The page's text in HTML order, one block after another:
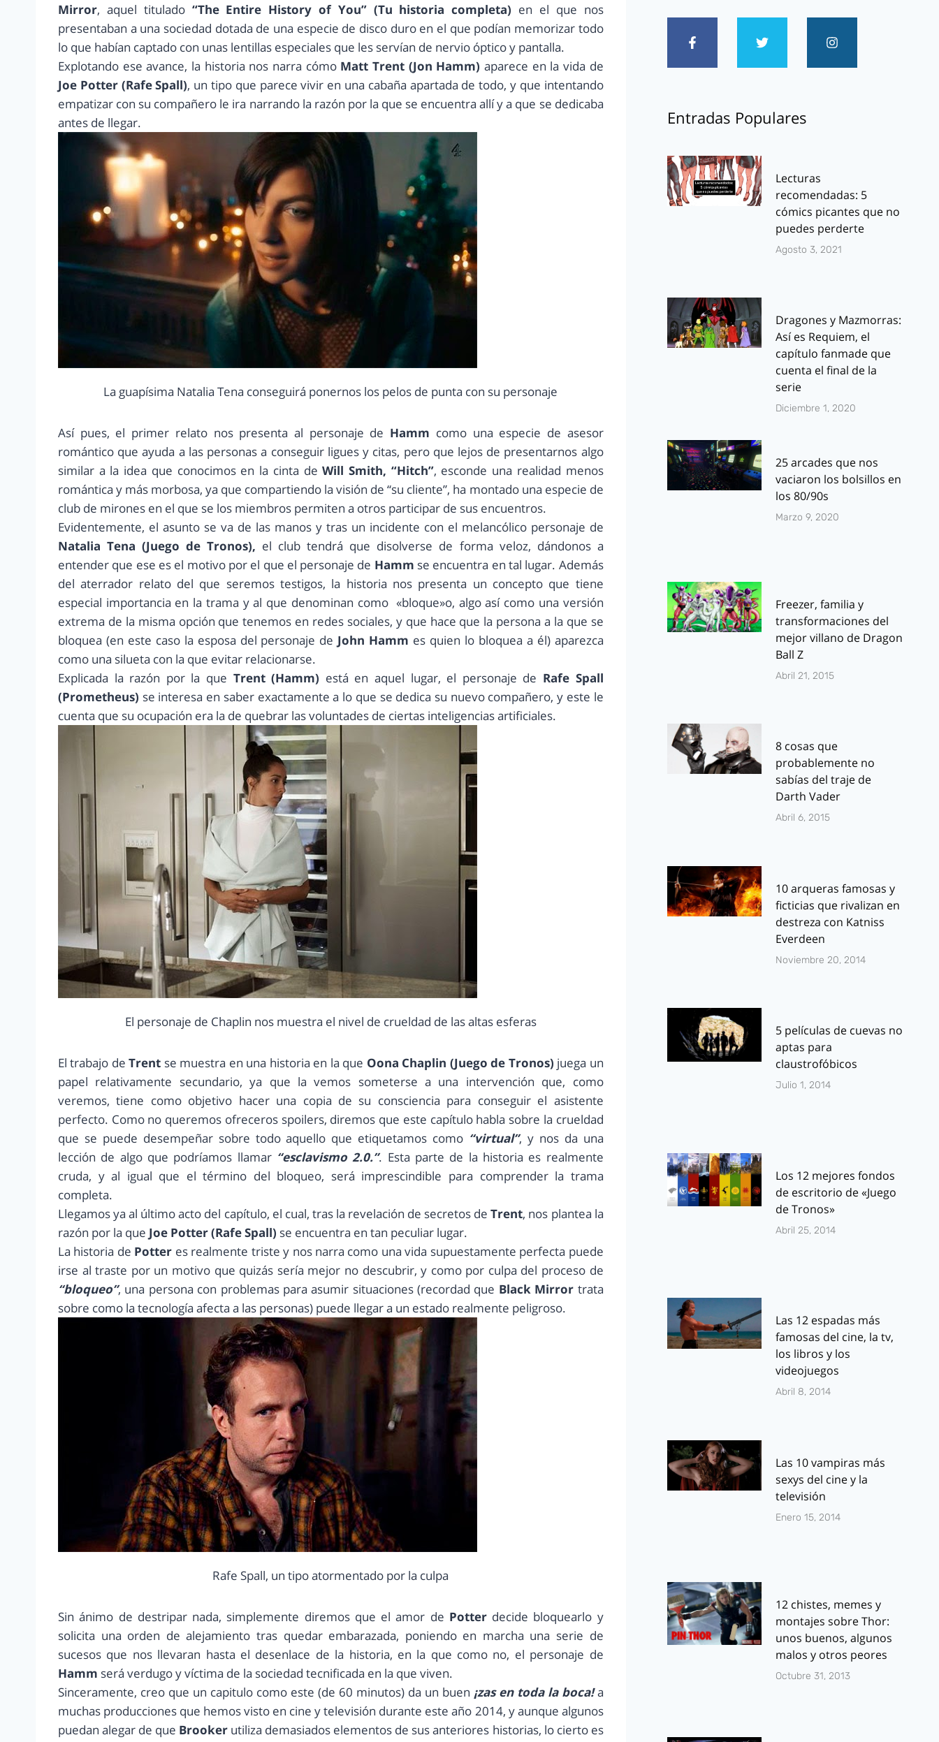
Mirror, aquel titulado “The Entire History of You” (Tu historia completa) en el que nos
presentaban a una sociedad dotada de una especie de disco duro en el que podían memorizar todo
lo que habían captado con unas lentillas especiales que les servían de nervio óptico y pantalla.
Explotando ese avance, la historia nos narra cómo Matt Trent (Jon Hamm) aparece en la vida de
Joe Potter (Rafe Spall), un tipo que parece vivir en una cabaña apartada de todo, y que intentando
empatizar con su compañero le ira narrando la razón por la que se encuentra allí y a que se dedicaba
antes de llegar.
La guapísima Natalia Tena conseguirá ponernos los pelos de punta con su personaje
Así pues, el primer relato nos presenta al personaje de Hamm como una especie de asesor
romántico que ayuda a las personas a conseguir ligues y citas, pero que lejos de presentarnos algo
similar a la idea que conocimos en la cinta deWill Smith, “Hitch”, esconde una realidad menos
romántica y más morbosa, ya que compartiendo la visión de “su cliente”, ha montado una especie de
club de mirones en el que se los miembros permiten a otros participar de sus encuentros.
Evidentemente, el asunto se va de las manos y tras un incidente con el melancólico personaje de
Natalia Tena (Juego de Tronos), el club tendrá que disolverse de forma veloz, dándonos a
entender que ese es el motivo por el que el personaje de Hamm se encuentra en tal lugar. Además
del aterrador relato del que seremos testigos, la historia nos presenta un concepto que tiene
especial importancia en la trama y al que denominan como «bloque»o, algo así como una versión
extrema de la misma opción que tenemos en redes sociales, y que hace que la persona a la que se
bloquea (en este caso la esposa del personaje de John Hamm es quien lo bloquea a él) aparezca
como una silueta con la que evitar relacionarse.
Explicada la razón por la que Trent (Hamm) está en aquel lugar, el personaje de Rafe Spall
(Prometheus) se interesa en saber exactamente a lo que se dedica su nuevo compañero, y este le
cuenta que su ocupación era la de quebrar las voluntades de ciertas inteligencias artificiales.
El personaje de Chaplin nos muestra el nivel de crueldad de las altas esferas
El trabajo deTrent se muestra en una historia en la que Oona Chaplin (Juego de Tronos) juega un
papel relativamente secundario, ya que la vemos someterse a una intervención que, como
veremos, tiene como objetivo hacer una copia de su consciencia para conseguir el asistente
perfecto. Como no queremos ofreceros spoilers, diremos que este capítulo habla sobre la crueldad
que se puede desempeñar sobre todo aquello que etiquetamos como “virtual”, y nos da una
lección de algo que podríamos llamar “esclavismo 2.0.”. Esta parte de la historia es realmente
cruda, y al igual que el término del bloqueo, será imprescindible para comprender la trama
completa.
Llegamos ya al último acto del capítulo, el cual, tras la revelación de secretos deTrent, nos plantea la
razón por la que Joe Potter (Rafe Spall) se encuentra en tan peculiar lugar.
La historia de Potter es realmente triste y nos narra como una vida supuestamente perfecta puede
irse al traste por un motivo que quizás sería mejor no descubrir, y como por culpa del proceso de
“bloqueo”, una persona con problemas para asumir situaciones (recordad que Black Mirror trata
sobre como la tecnología afecta a las personas) puede llegar a un estado realmente peligroso.
Rafe Spall, un tipo atormentado por la culpa
Sin ánimo de destripar nada, simplemente diremos que el amor de Potterdecide bloquearlo y
solicita una orden de alejamiento tras quedar embarazada, poniendo en marcha una serie de
sucesos que nos llevaran hasta el desenlace de la historia, en la que como no, el personaje de
Hamm será verdugo y víctima de la sociedad tecnificada en la que viven.
Sinceramente, creo que un capitulo como este (de 60 minutos) da un buen ¡zas en toda la boca!a
muchas producciones que hemos visto en cine y televisión durante este año 2014, y aunque algunos
puedan alegar de que Brooker utiliza demasiados elementos de sus anteriores historias, lo cierto es
Entradas Populares
Lecturas
recomendadas: 5
cómics picantes que no
puedes perderte
Agosto 3, 2021
Dragones y Mazmorras:
Así es Requiem, el
capítulo fanmade que
cuenta el final de la
serie
Diciembre 1, 2020
25 arcades que nos
vaciaron los bolsillos en
los 80/90s
Marzo 9, 2020
Freezer, familia y
transformaciones del
mejor villano de Dragon
Ball Z
Abril 21, 2015
8 cosas que
probablemente no
sabías del traje de
Darth Vader
Abril 6, 2015
10 arqueras famosas y
ficticias que rivalizan en
destreza con Katniss
Everdeen
Noviembre 20, 2014
5 películas de cuevas no
aptas para
claustrofóbicos
Julio 1, 2014
Los 12 mejores fondos
de escritorio de «Juego
de Tronos»
Abril 25, 2014
Las 12 espadas más
famosas del cine, la tv,
los libros y los
videojuegos
Abril 8, 2014
Las 10 vampiras más
sexys del cine y la
televisión
Enero 15, 2014
12 chistes, memes y
montajes sobre Thor:
unos buenos, algunos
malos y otros peores
Octubre 31, 2013